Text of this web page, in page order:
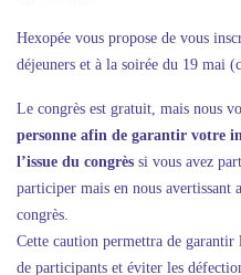
Hexopée vous propose de vous
déjeuners et à la soirée du 19 mai
Le congrès est gratuit, mais nous
personne afin de garantir votre
l’issue du congrès si vous avez
participer mais en nous
congrès.
Cette caution permettra de
de participants et éviter les